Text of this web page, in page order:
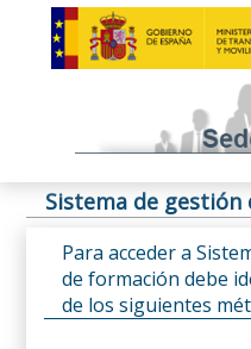
Sistema de
Para acceder a
de formación debe
de los siguientes